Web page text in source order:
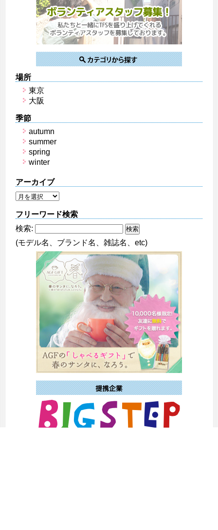
場所
東京
大阪
季節
autumn
summer
spring
winter
アーカイブ
フリーワード検索
検索:
(モデル名、ブランド名、雑誌名、etc)